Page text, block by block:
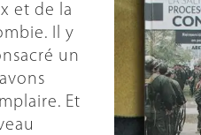
et de la
Il y
un
Et